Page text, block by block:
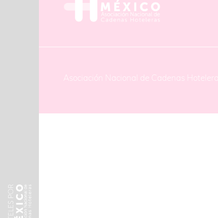
Asociación Nacional de Cadenas